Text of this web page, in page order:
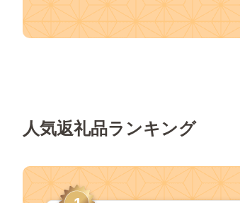
人気返礼品ランキング